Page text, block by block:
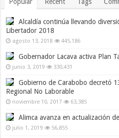
Alcaldía continúa llevando
Libertador 2018
agosto 13, 2018 445,186
Gobernador Lacava activa Plan
junio 3, 2019 330,431
Gobierno de Carabobo decretó
Regional No Laborable
noviembre 10, 2017 63,385
Alimca avanza en actualización
julio 1, 2019 56,855